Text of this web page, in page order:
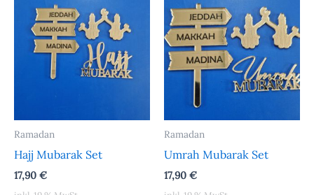
Ramadan
Hajj Mubarak Set
17,90 €
Ramadan
Umrah Mubarak Set
17,90 €